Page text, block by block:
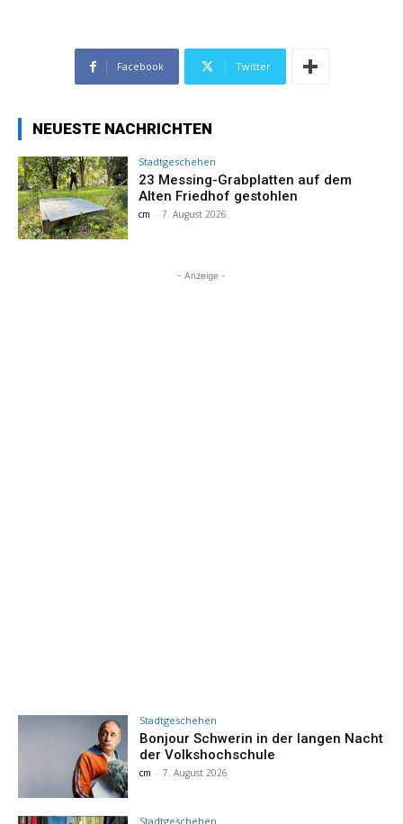
Facebook Twitter
NEUESTE NACHRICHTEN
Stadtgeschehen
23 Messing-Grabplatten auf dem
Alten Friedhof gestohlen
cm - 7. August 2026
- Anzeige -
Stadtgeschehen
Bonjour Schwerin in der langen Nacht
der Volkshochschule
cm - 7. August 2026
Stadtgeschehen